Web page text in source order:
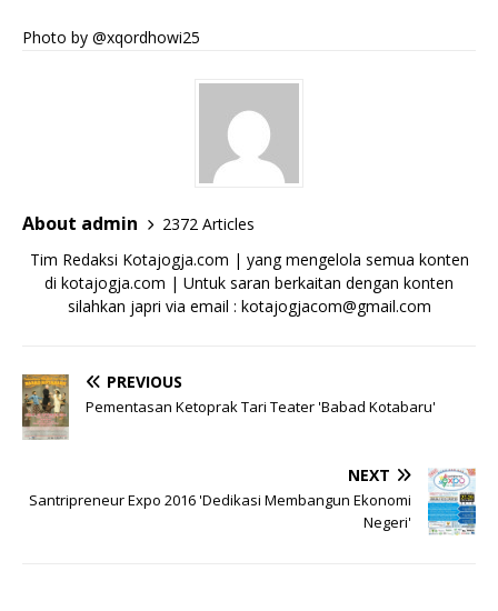
Photo by @xqordhowi25
About admin
2372 Articles
Tim Redaksi Kotajogja.com | yang mengelola semua konten
di kotajogja.com | Untuk saran berkaitan dengan konten
silahkan japri via email : kotajogjacom@gmail.com
PREVIOUS
Pementasan Ketoprak Tari Teater 'Babad Kotabaru'
NEXT
Santripreneur Expo 2016 'Dedikasi Membangun Ekonomi
Negeri'